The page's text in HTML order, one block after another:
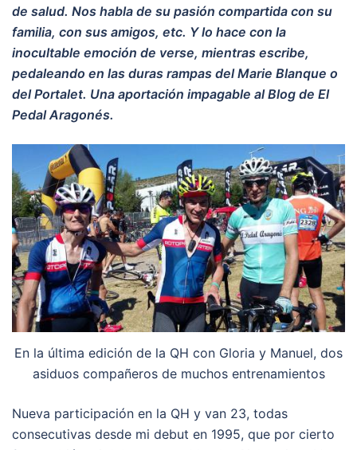
de salud. Nos habla de su pasión compartida con su
familia, con sus amigos, etc. Y lo hace con la
inocultable emoción de verse, mientras escribe,
pedaleando en las duras rampas del Marie Blanque o
del Portalet. Una aportación impagable al Blog de El
Pedal Aragonés.
En la última edición de la QH con Gloria y Manuel, dos
asiduos compañeros de muchos entrenamientos
Nueva participación en la QH y van 23, todas
consecutivas desde mi debut en 1995, que por cierto